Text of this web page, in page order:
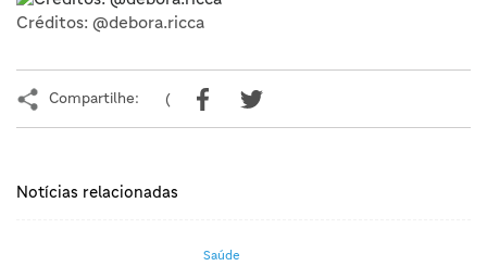
Créditos: @debora.ricca
Compartilhe: (
Notícias relacionadas
Saúde